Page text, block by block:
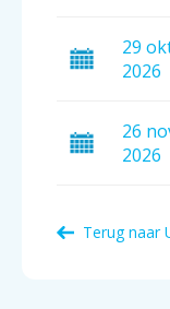
29
2026
26
2026
Terug naar